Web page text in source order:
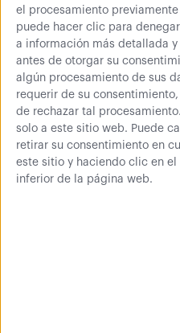
el procesamiento
puede hacer clic para
a información más detallada
antes de otorgar su
algún procesamiento de sus
requerir de su
de rechazar tal
solo a este sitio web. Puede
retirar su consentimiento en
este sitio y haciendo clic en
inferior de la página web.
Cerradura
Con llave Magnética
00,00